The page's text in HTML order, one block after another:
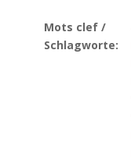
Mots clef /
Schlagworte: